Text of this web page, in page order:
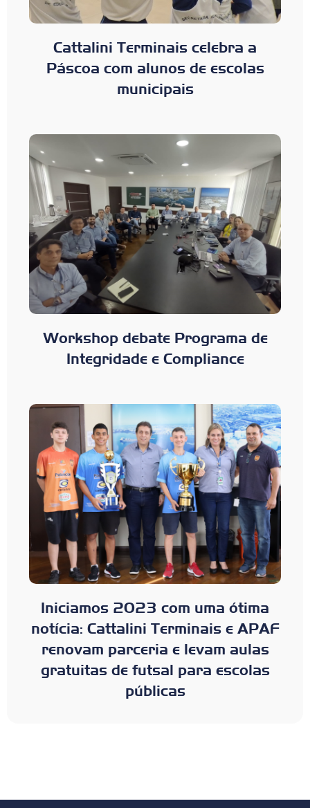
Cattalini Terminais celebra a
Páscoa com alunos de escolas
municipais
Workshop debate Programa de
Integridade e Compliance
Iniciamos 2023 com uma ótima
notícia: Cattalini Terminais e APAF
renovam parceria e levam aulas
gratuitas de futsal para escolas
públicas